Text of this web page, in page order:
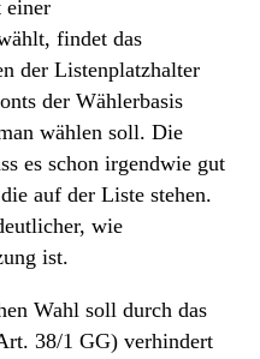
einer
findet das
der Listenplatzhalter
der Wählerbasis
wählen soll. Die
es schon irgendwie gut
auf der Liste stehen.
wie
ist.
Wahl soll durch das
38/1 GG) verhindert